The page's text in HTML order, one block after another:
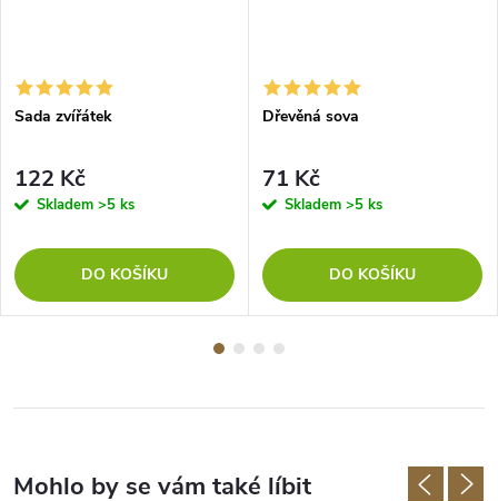
Sada zvířátek
122 Kč
Skladem >5 ks
DO KOŠÍKU
Dřevěná sova
71 Kč
Skladem >5 ks
DO KOŠÍKU